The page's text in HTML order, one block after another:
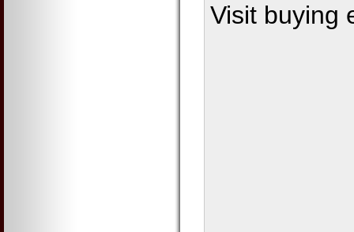
Visit buying